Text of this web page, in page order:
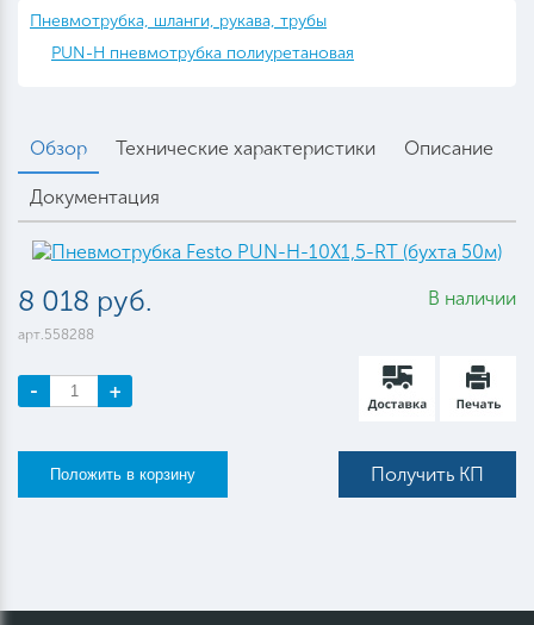
Пневмотрубка, шланги, рукава, трубы
PUN-H пневмотрубка полиуретановая
Обзор Технические характеристики Описание
Документация
8 018 руб.
арт.558288
В наличии
- +
Получить КП